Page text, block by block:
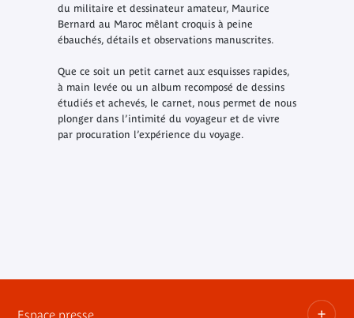
du militaire et dessinateur amateur, Maurice
Bernard au Maroc mêlant croquis à peine
ébauchés, détails et observations manuscrites.
Que ce soit un petit carnet aux esquisses rapides,
à main levée ou un album recomposé de dessins
étudiés et achevés, le carnet, nous permet de nous
plonger dans l’intimité du voyageur et de vivre
par procuration l’expérience du voyage.
Espace presse